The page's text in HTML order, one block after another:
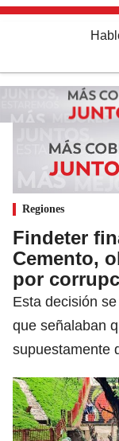
Regiones
Findeter
Cemento,
por
Esta decisión
que señalaban
supuestamente